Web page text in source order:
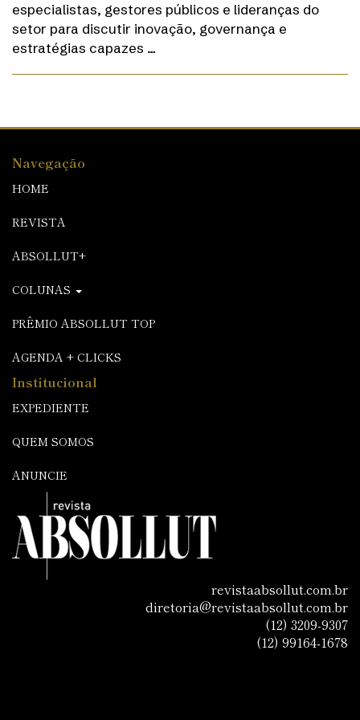
especialistas, gestores públicos e lideranças do
setor para discutir inovação, governança e
estratégias capazes …
Navegação
HOME
REVISTA
ABSOLLUT+
COLUNAS
PRÊMIO ABSOLLUT TOP
AGENDA + CLICKS
Institucional
EXPEDIENTE
QUEM SOMOS
ANUNCIE
revistaabsollut.com.br
diretoria@revistaabsollut.com.br
(12) 3209-9307
(12) 99164-1678